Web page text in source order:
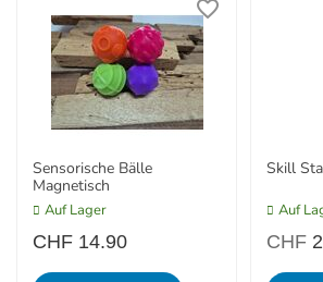
Sensorische Bälle
Magnetisch
Auf Lager
CHF 14.90
Skill
Auf
CHF